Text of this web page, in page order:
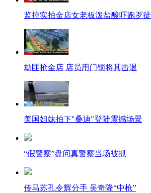
监控实拍金店女老板泼盐酸吓跑歹徒
劫匪抢金店 店员用门锁将其击退
美国姐妹拍下"桑迪"登陆震撼场景
“假警察”盘问真警察当场被抓
传马苏孔令辉分手 吴奇隆“中枪”